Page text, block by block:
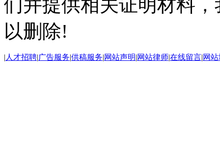
们并提供相关证明材料
以删除!
|人才招聘|广告服务|供稿服务|网站声明|网站律师|在线留言|网